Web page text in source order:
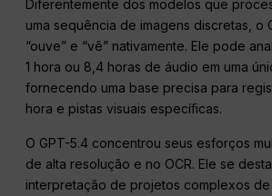
Diferentemente dos modelos que
uma sequência de imagens discretas, o
“ouve” e “vê” nativamente. Ele pode
1 hora ou 8,4 horas de áudio em uma
fornecendo uma base precisa para
hora e pistas visuais específicas.
O GPT-5.4 concentrou seus esforços
de alta resolução e no OCR. Ele se
interpretação de projetos complexos de